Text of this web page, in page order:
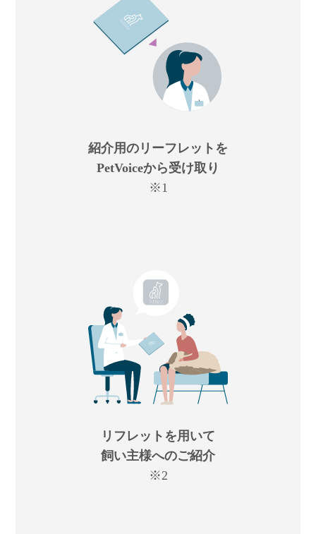
紹介用のリーフレットを
PetVoiceから受け取り
※1
リフレットを用いて
飼い主様へのご紹介
※2